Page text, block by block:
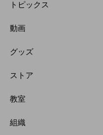
トピックス
動画
グッズ
ストア
教室
組織